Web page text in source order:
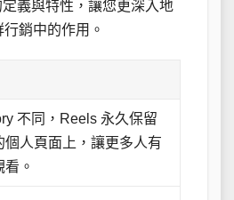
義與特性，讓您更深入地
銷中的作用。
不同，Reels 永久保留
個人頁面上，讓更多人有
。